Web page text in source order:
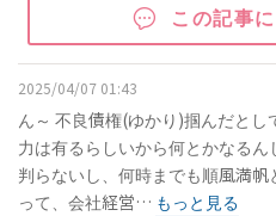
この記事
2025/04/07 01:43
ん～ 不良債権(ゆかり)掴んだと
力は有るらしいから何とかなる
判らないし、何時までも順風満
って、会社経営… もっと見る